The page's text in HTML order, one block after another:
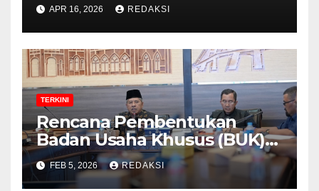
APR 16, 2026 REDAKSI
TERKINI
Rencana Pembentukan
Badan Usaha Khusus (BUK)
Menguat dalam Revisi RUU
Migas, Ini Alasannya!
FEB 5, 2026 REDAKSI